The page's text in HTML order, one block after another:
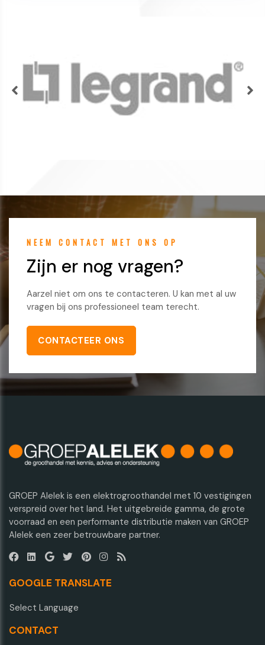
NEEM CONTACT MET ONS OP
Zijn er nog vragen?
Aarzel niet om ons te contacteren. U kan met al uw
vragen bij ons professioneel team terecht.
CONTACTEER ONS
GROEP Alelek is een elektrogroothandel met 10 vestigingen
verspreid over het land. Het uitgebreide gamma, de grote
voorraad en een performante distributie maken van GROEP
Alelek een zeer betrouwbare partner.
GOOGLE TRANSLATE
Select Language
CONTACT